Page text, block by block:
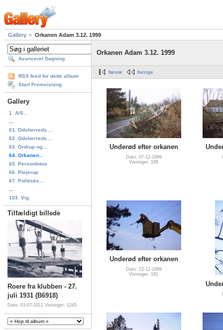
Gallery Orkanen Adam 3.12. 1999
Avanceret Søgning
RSS feed for dette album
Start Fremvisning
Gallery
1. A/S...
61. Odsherreds ...
62. Odsherreds ...
63. Ordrup og...
64. Orkanen...
65. Personfotos
66. Plejerup
67. Politiske...
103. Vig
Tilfældigt billede
Roere fra klubben - 27.
juli 1931 (B6918)
Dato: 03-07-2012 Visninger: 1245
Orkanen Adam 3.12. 1999
første forrige
Underød efter orkanen
Dato: 07-12-1999
Visninger: 188
Underød efter orkanen
Dato: 22-12-1999
Visninger: 181